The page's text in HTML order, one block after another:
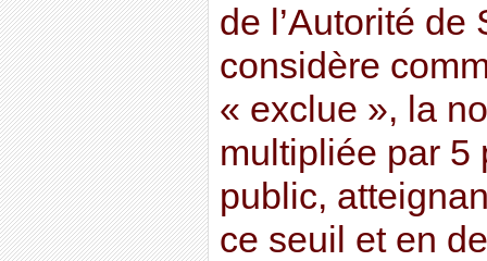
de l’Autorité de
considère
« exclue », la
multipliée par 5
public,
ce seuil et en